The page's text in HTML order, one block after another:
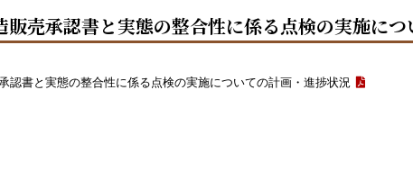
販売承認書と実態の整合性に係る点検の実施に
認書と実態の整合性に係る点検の実施についての計画・進捗状況